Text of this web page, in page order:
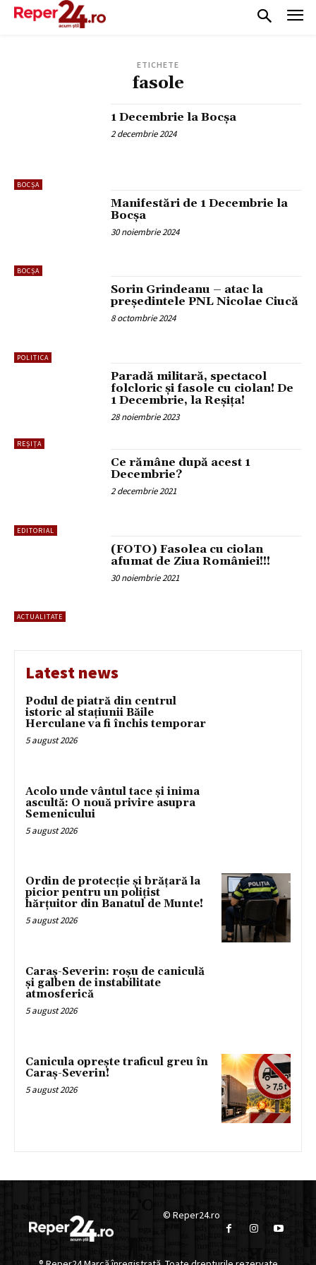
ETICHETE
fasole
BOCȘA
1 Decembrie la Bocșa
2 decembrie 2024
BOCȘA
Manifestări de 1 Decembrie la
Bocșa
30 noiembrie 2024
POLITICA
Sorin Grindeanu – atac la
președintele PNL Nicolae Ciucă
8 octombrie 2024
REȘIȚA
Paradă militară, spectacol
folcloric și fasole cu ciolan! De
1 Decembrie, la Reșița!
28 noiembrie 2023
EDITORIAL
Ce rămâne după acest 1
Decembrie?
2 decembrie 2021
ACTUALITATE
(FOTO) Fasolea cu ciolan
afumat de Ziua României!!!
30 noiembrie 2021
Latest news
Podul de piatră din centrul
istoric al stațiunii Băile
Herculane va fi închis temporar
5 august 2026
Acolo unde vântul tace și inima
ascultă: O nouă privire asupra
Semenicului
5 august 2026
Ordin de protecție și brățară la
picior pentru un polițist
hărțuitor din Banatul de Munte!
5 august 2026
Caraș-Severin: roșu de caniculă
și galben de instabilitate
atmosferică
5 august 2026
Canicula oprește traficul greu în
Caraș-Severin!
5 august 2026
© Reper24.ro